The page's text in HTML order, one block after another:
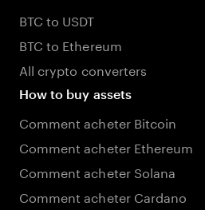
BTC to USDT
BTC to Ethereum
All crypto converters
How to buy assets
Comment acheter Bitcoin
Comment acheter Ethereum
Comment acheter Solana
Comment acheter Cardano